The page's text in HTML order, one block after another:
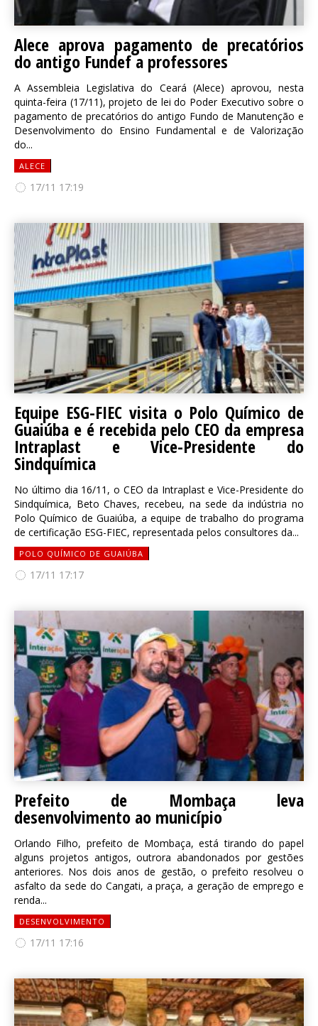
Alece aprova pagamento de precatórios
do antigo Fundef a professores
A Assembleia Legislativa do Ceará (Alece) aprovou, nesta
quinta-feira (17/11), projeto de lei do Poder Executivo sobre o
pagamento de precatórios do antigo Fundo de Manutenção e
Desenvolvimento do Ensino Fundamental e de Valorização
do...
ALECE
17/11 17:19
Equipe ESG-FIEC visita o Polo Químico de
Guaiúba e é recebida pelo CEO da empresa
Intraplast e Vice-Presidente do
Sindquímica
No último dia 16/11, o CEO da Intraplast e Vice-Presidente do
Sindquímica, Beto Chaves, recebeu, na sede da indústria no
Polo Químico de Guaiúba, a equipe de trabalho do programa
de certificação ESG-FIEC, representada pelos consultores da...
POLO QUÍMICO DE GUAIÚBA
17/11 17:17
Prefeito de Mombaça leva
desenvolvimento ao município
Orlando Filho, prefeito de Mombaça, está tirando do papel
alguns projetos antigos, outrora abandonados por gestões
anteriores. Nos dois anos de gestão, o prefeito resolveu o
asfalto da sede do Cangati, a praça, a geração de emprego e
renda...
DESENVOLVIMENTO
17/11 17:16